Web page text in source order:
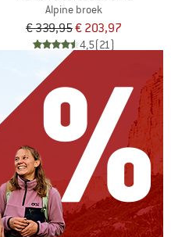
Alpine broek
€ 339,95€ 203,97
4,5(21)